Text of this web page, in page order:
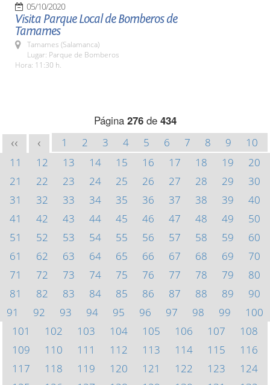
05/10/2020
Visita Parque Local de Bomberos de
Tamames
Tamames (Salamanca)
Lugar: Parque de Bomberos
Hora: 11:30 h.
Página 276de 434
<< < 1 2 3 4 5 6 7 8 9
10
11
12 13 14 15 16 17 18 19
20
21
22 23 24 25 26 27 28 29
30
31
32 33 34 35 36 37 38 39
40
41
42 43 44 45 46 47 48 49
50
51
52 53 54 55 56 57 58 59
60
61
62 63 64 65 66 67 68 69
70
71
72 73 74 75 76 77 78 79
80
81
82 83 84 85 86 87 88 89
90
91
92 93 94 95 96 97 98 99
100
101
102 103 104 105 106 107
108
109
110 111 112 113 114 115
116
117
118 119 120 121 122 123
124